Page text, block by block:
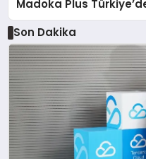
Madoka Plus
Son Dakika